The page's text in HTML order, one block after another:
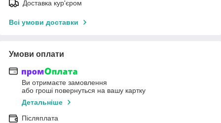
Доставка кур'єром
Всі умови доставки
Умови оплати
Ви отримаєте замовлення
або гроші повернуться на вашу картку
Детальніше
Післяплата